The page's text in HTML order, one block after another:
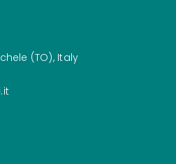
(TO), Italy